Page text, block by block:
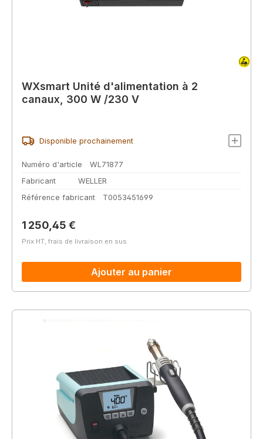
WXsmart Unité d'alimentation à 2
canaux, 300 W /230 V
Disponible prochainement
Numéro d'article
WL71877
Fabricant
WELLER
Référence fabricant
T0053451699
Prix régulier :
1 250,45 €
Prix HT, frais de livraison en sus
Ajouter au panier